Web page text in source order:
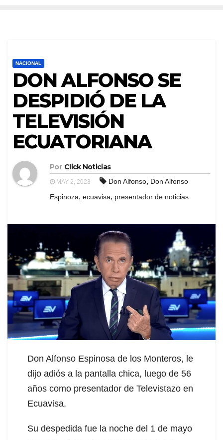
NACIONAL
DON ALFONSO SE
DESPIDIÓ DE LA
TELEVISIÓN
ECUATORIANA
Por Click Noticias
MAY 2, 2023 Don Alfonso, Don Alfonso
Espinoza, ecuavisa, presentador de noticias
Don Alfonso Espinosa de los Monteros, le
dijo adiós a la pantalla chica, luego de 56
años como presentador de Televistazo en
Ecuavisa.
Su despedida fue la noche del 1 de mayo